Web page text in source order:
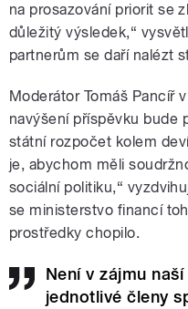
na prosazování priorit se
důležitý výsledek,“
partnerům se daří nalézt
Moderátor Tomáš Pancíř
navýšení příspěvku bude
státní rozpočet kolem
je, abychom měli
sociální politiku,“
se ministerstvo financí
prostředky chopilo.
Není v zájmu
jednotlivé členy